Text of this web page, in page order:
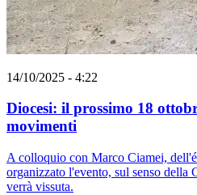
14/10/2025 - 4:22
Diocesi: il prossimo 18
movimenti
A colloquio con Marco Ciamei,
organizzato l'evento, sul senso della
verrà vissuta.